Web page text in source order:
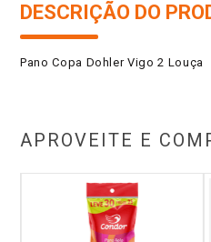
DESCRIÇÃO DO
Pano Copa Dohler Vigo 2 Louça
APROVEITE E